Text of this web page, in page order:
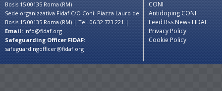
Bosis 15 00135 Roma (RM)
Sede organizzativa Fidaf C/O Coni: Piazza Lauro de
Bosis 15 00135 Roma (RM) | Tel. 06.32 723 221 |
Email: info@fidaf.org
Safeguarding Officer FIDAF:
safeguardingofficer@fidaf.org
CONI
Antidoping CONI
Feed Rss News FIDAF
Privacy Policy
Cookie Policy